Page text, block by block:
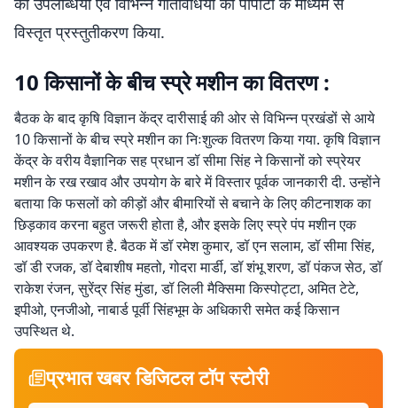
विस्तृत प्रस्तुतीकरण किया.
10 किसानों के बीच स्प्रे मशीन का वितरण :
बैठक के बाद कृषि विज्ञान केंद्र दारीसाई की ओर से विभिन्न प्रखंडों से आये
10 किसानों के बीच स्प्रे मशीन का निःशुल्क वितरण किया गया. कृषि विज्ञान
केंद्र के वरीय वैज्ञानिक सह प्रधान डॉ सीमा सिंह ने किसानों को स्प्रेयर
मशीन के रख रखाव और उपयोग के बारे में विस्तार पूर्वक जानकारी दी. उन्होंने
बताया कि फसलों को कीड़ों और बीमारियों से बचाने के लिए कीटनाशक का
छिड़काव करना बहुत जरूरी होता है, और इसके लिए स्प्रे पंप मशीन एक
आवश्यक उपकरण है. बैठक में डॉ रमेश कुमार, डॉ एन सलाम, डॉ सीमा सिंह,
डॉ डी रजक, डॉ देबाशीष महतो, गोदरा मार्डी, डॉ शंभू शरण, डॉ पंकज सेठ, डॉ
राकेश रंजन, सुरेंद्र सिंह मुंडा, डॉ लिली मैक्सिमा किस्पोट्टा, अमित टेटे,
इपीओ, एनजीओ, नाबार्ड पूर्वी सिंहभूम के अधिकारी समेत कई किसान
उपस्थित थे.
प्रभात खबर डिजिटल टॉप स्टोरी